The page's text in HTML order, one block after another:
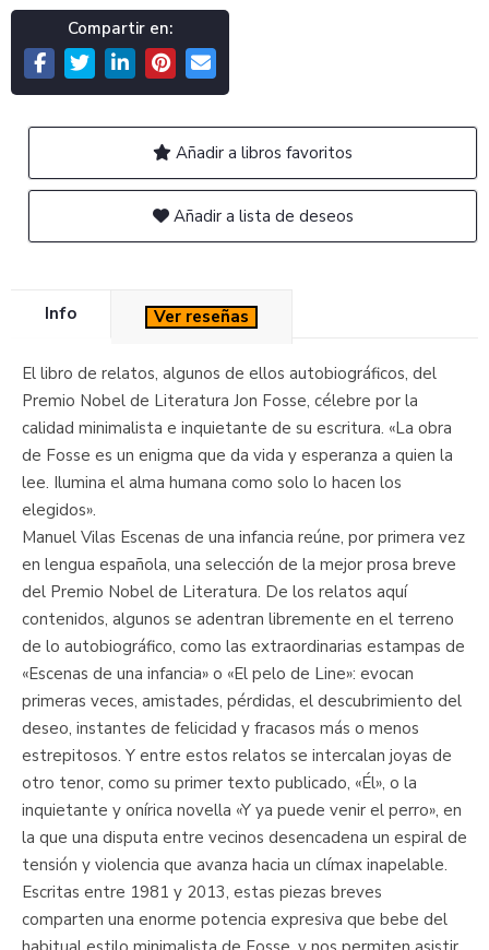
Compartir en:
Añadir a libros favoritos
Añadir a lista de deseos
Info Ver reseñas
El libro de relatos, algunos de ellos autobiográficos, del
Premio Nobel de Literatura Jon Fosse, célebre por la
calidad minimalista e inquietante de su escritura. «La obra
de Fosse es un enigma que da vida y esperanza a quien la
lee. Ilumina el alma humana como solo lo hacen los
elegidos».
Manuel Vilas Escenas de una infancia reúne, por primera vez
en lengua española, una selección de la mejor prosa breve
del Premio Nobel de Literatura. De los relatos aquí
contenidos, algunos se adentran libremente en el terreno
de lo autobiográfico, como las extraordinarias estampas de
«Escenas de una infancia» o «El pelo de Line»: evocan
primeras veces, amistades, pérdidas, el descubrimiento del
deseo, instantes de felicidad y fracasos más o menos
estrepitosos. Y entre estos relatos se intercalan joyas de
otro tenor, como su primer texto publicado, «Él», o la
inquietante y onírica novella «Y ya puede venir el perro», en
la que una disputa entre vecinos desencadena un espiral de
tensión y violencia que avanza hacia un clímax inapelable.
Escritas entre 1981 y 2013, estas piezas breves
comparten una enorme potencia expresiva que bebe del